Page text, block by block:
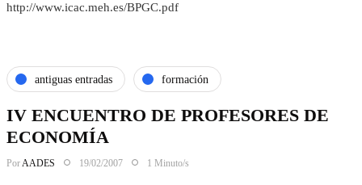
http://www.icac.meh.es/BPGC.pdf
antiguas entradas formación
IV ENCUENTRO DE PROFESORES DE
ECONOMÍA
PorAADES 19/02/2007 1 Minuto/s